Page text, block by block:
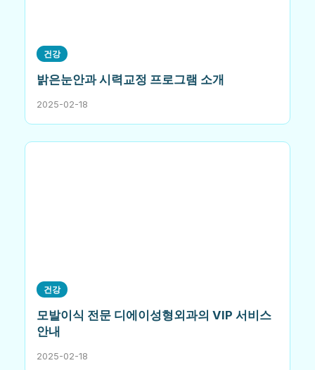
건강
밝은눈안과 시력교정 프로그램 소개
2025-02-18
건강
모발이식 전문 디에이성형외과의 VIP 서비스
안내
2025-02-18